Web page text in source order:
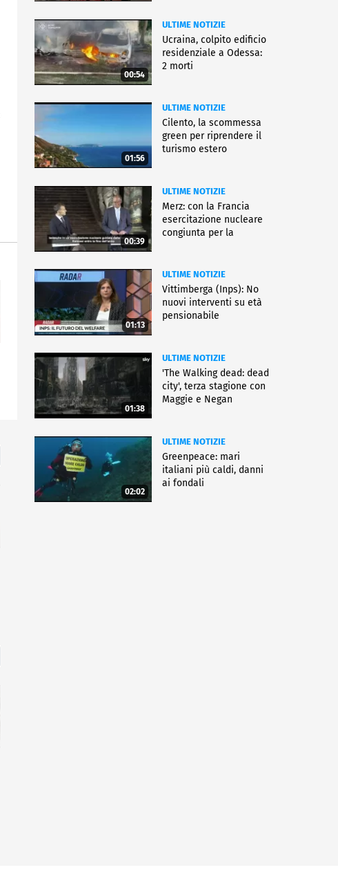
00:54
ULTIME NOTIZIE
Ucraina, colpito edificio
residenziale a Odessa:
2 morti
01:56
ULTIME NOTIZIE
Cilento, la scommessa
green per riprendere il
turismo estero
00:39
ULTIME NOTIZIE
Merz: con la Francia
esercitazione nucleare
congiunta per la
01:13
ULTIME NOTIZIE
Vittimberga (Inps): No
nuovi interventi su età
pensionabile
01:38
ULTIME NOTIZIE
'The Walking dead: dead
city', terza stagione con
Maggie e Negan
02:02
ULTIME NOTIZIE
Greenpeace: mari
italiani più caldi, danni
ai fondali